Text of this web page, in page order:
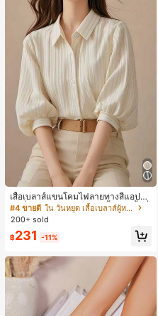
เสื้อเบลาส์แขนโคมไฟลายทางสีแอปริค
อตที่หรูหราสำหรับผู้หญิง, เสื้อแขนสั้นที่
ใช้ได้หลากหลายสำหรับการเดินทาง, ตั
ดแบบสุ่มสำหรับฤดูร้อน
#4 ขายดี
ใน วันหยุด เสื้อเบลาส์ผู้หญิง
200+ sold
฿231 -11%